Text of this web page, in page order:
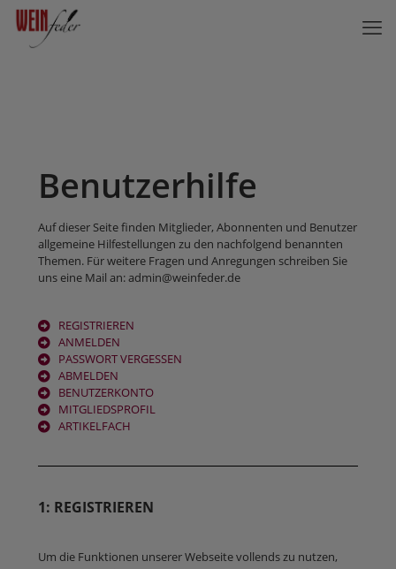
Benutzerhilfe
Auf dieser Seite finden Mitglieder, Abonnenten und Benutzer
allgemeine Hilfestellungen zu den nachfolgend benannten
Themen. Für weitere Fragen und Anregungen schreiben Sie
uns eine Mail an: admin@weinfeder.de
REGISTRIEREN
ANMELDEN
PASSWORT VERGESSEN
ABMELDEN
BENUTZERKONTO
MITGLIEDSPROFIL
ARTIKELFACH
1: REGISTRIEREN
Um die Funktionen unserer Webseite vollends zu nutzen,